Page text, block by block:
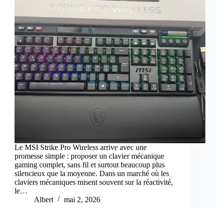
Le MSI Strike Pro Wireless arrive avec une
promesse simple : proposer un clavier mécanique
gaming complet, sans fil et surtout beaucoup plus
silencieux que la moyenne. Dans un marché où les
claviers mécaniques misent souvent sur la réactivité,
le…
Albert
mai 2, 2026